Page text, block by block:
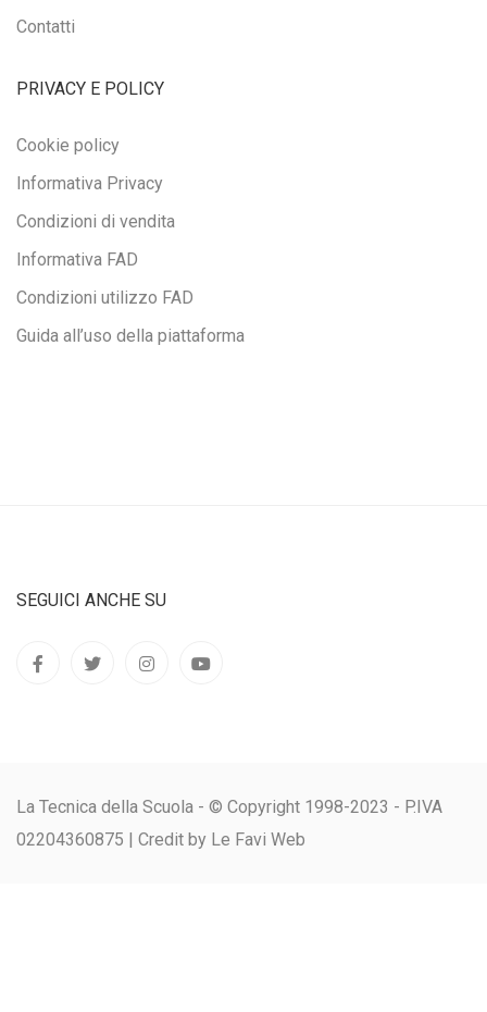
Contatti
PRIVACY E POLICY
Cookie policy
Informativa Privacy
Condizioni di vendita
Informativa FAD
Condizioni utilizzo FAD
Guida all’uso della piattaforma
SEGUICI ANCHE SU
La Tecnica della Scuola - © Copyright 1998-2023 - P.IVA
02204360875 | Credit by Le Favi Web